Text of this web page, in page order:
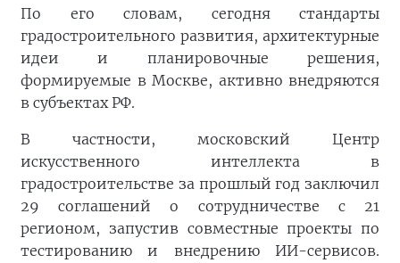
По его словам, сегодня стандарты
градостроительного развития, архитектурные
идеи и планировочные решения,
формируемые в Москве, активно внедряются
в субъектах РФ.
В частности, московский Центр
искусственного интеллекта в
градостроительстве за прошлый год заключил
29 соглашений о сотрудничестве с 21
регионом, запустив совместные проекты по
тестированию и внедрению ИИ-сервисов.